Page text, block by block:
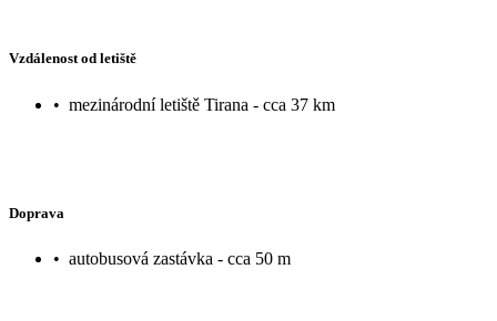
Vzdálenost od letiště
• mezinárodní letiště Tirana - cca 37 km
Doprava
• autobusová zastávka - cca 50 m